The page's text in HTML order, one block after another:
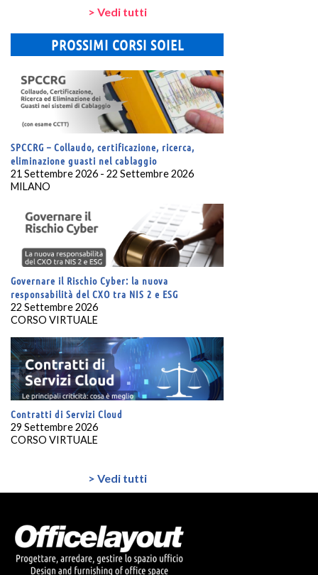
> Vedi tutti
PROSSIMI CORSI SOIEL
SPCCRG – Collaudo, certificazione, ricerca,
eliminazione guasti nel cablaggio
21 Settembre 2026 - 22 Settembre 2026
MILANO
Governare il Rischio Cyber: la nuova
responsabilità del CXO tra NIS 2 e ESG
22 Settembre 2026
CORSO VIRTUALE
Contratti di Servizi Cloud
29 Settembre 2026
CORSO VIRTUALE
> Vedi tutti